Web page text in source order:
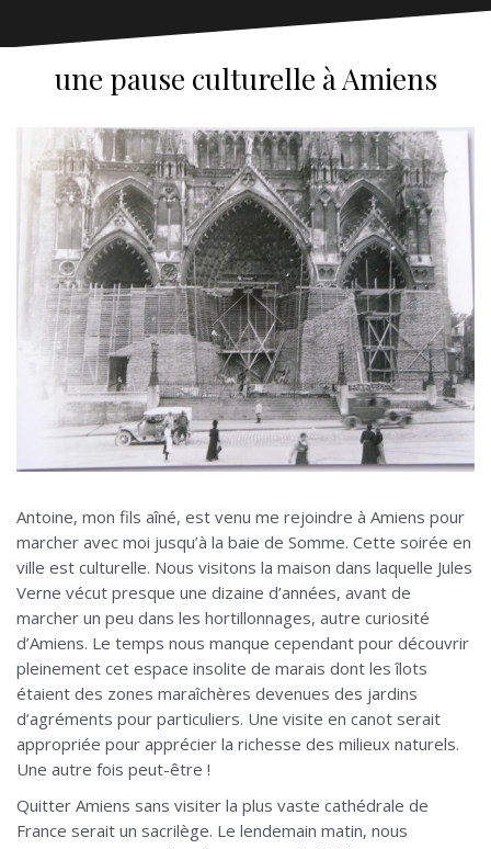
une pause culturelle à Amiens
Antoine, mon fils aîné, est venu me rejoindre à Amiens pour
marcher avec moi jusqu’à la baie de Somme. Cette soirée en
ville est culturelle. Nous visitons la maison dans laquelle Jules
Verne vécut presque une dizaine d’années, avant de
marcher un peu dans les hortillonnages, autre curiosité
d’Amiens. Le temps nous manque cependant pour découvrir
pleinement cet espace insolite de marais dont les îlots
étaient des zones maraîchères devenues des jardins
d’agréments pour particuliers. Une visite en canot serait
appropriée pour apprécier la richesse des milieux naturels.
Une autre fois peut-être !
Quitter Amiens sans visiter la plus vaste cathédrale de
France serait un sacrilège. Le lendemain matin, nous